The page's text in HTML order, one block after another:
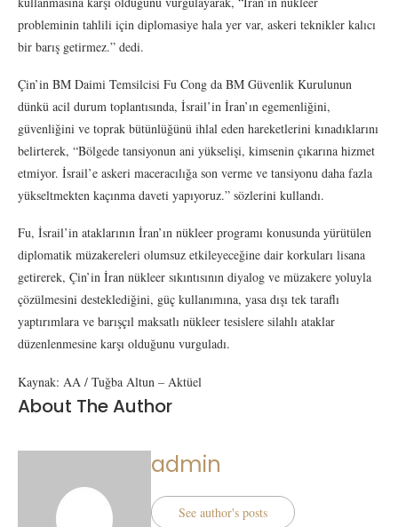
probleminin tahlili için diplomasiye hala yer var, askeri teknikler kalıcı
bir barış getirmez.” dedi.
Çin’in BM Daimi Temsilcisi Fu Cong da BM Güvenlik Kurulunun
dünkü acil durum toplantısında, İsrail’in İran’ın egemenliğini,
güvenliğini ve toprak bütünlüğünü ihlal eden hareketlerini kınadıklarını
belirterek, “Bölgede tansiyonun ani yükselişi, kimsenin çıkarına hizmet
etmiyor. İsrail’e askeri maceracılığa son verme ve tansiyonu daha fazla
yükseltmekten kaçınma daveti yapıyoruz.” sözlerini kullandı.
Fu, İsrail’in ataklarının İran’ın nükleer programı konusunda yürütülen
diplomatik müzakereleri olumsuz etkileyeceğine dair korkuları lisana
getirerek, Çin’in İran nükleer sıkıntısının diyalog ve müzakere yoluyla
çözülmesini desteklediğini, güç kullanımına, yasa dışı tek taraflı
yaptırımlara ve barışçıl maksatlı nükleer tesislere silahlı ataklar
düzenlenmesine karşı olduğunu vurguladı.
Kaynak: AA / Tuğba Altun – Aktüel
About The Author
admin
See author's posts